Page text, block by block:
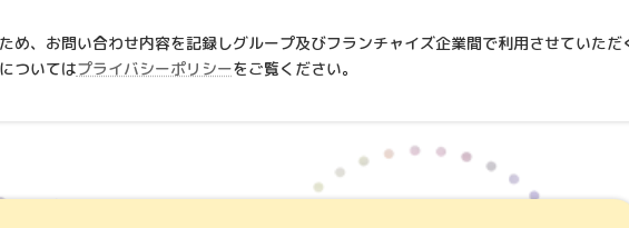
め、お問い合わせ内容を記録しグループ及びフランチャイズ企業間で利用させていただ
ついてはプライバシーポリシーをご覧ください。